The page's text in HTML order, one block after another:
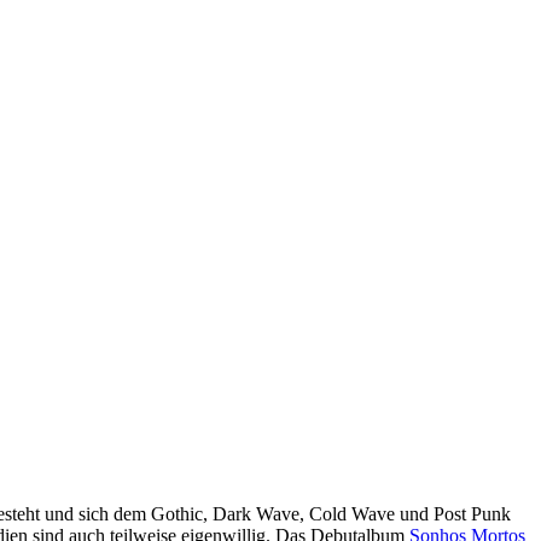
und sich dem Gothic, Dark Wave, Cold Wave und Post Punk
sind auch teilweise eigenwillig. Das Debutalbum Sonhos Mortos